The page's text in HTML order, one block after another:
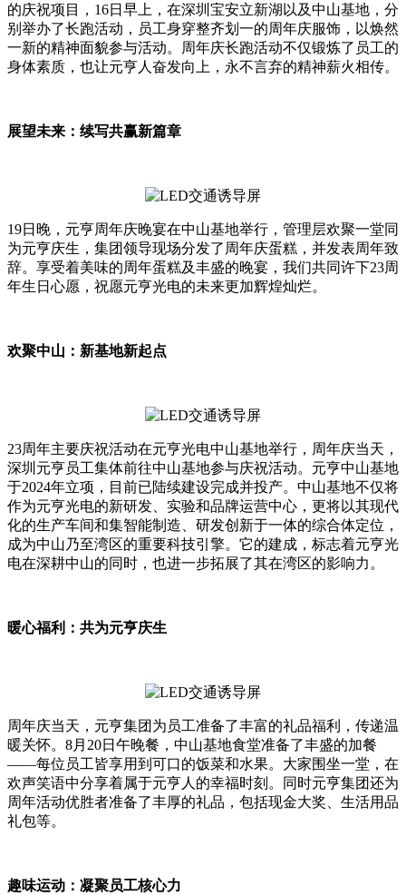
的庆祝项目，16日早上，在深圳宝安立新湖以及中山基地，分
别举办了长跑活动，员工身穿整齐划一的周年庆服饰，以焕然
一新的精神面貌参与活动。周年庆长跑活动不仅锻炼了员工的
身体素质，也让元亨人奋发向上，永不言弃的精神薪火相传。
展望未来：续写共赢新篇章
19日晚，元亨周年庆晚宴在中山基地举行，管理层欢聚一堂同
为元亨庆生，集团领导现场分发了周年庆蛋糕，并发表周年致
辞。享受着美味的周年蛋糕及丰盛的晚宴，我们共同许下23周
年生日心愿，祝愿元亨光电的未来更加辉煌灿烂。
欢聚中山：新基地新起点
23周年主要庆祝活动在元亨光电中山基地举行，周年庆当天，
深圳元亨员工集体前往中山基地参与庆祝活动。元亨中山基地
于2024年立项，目前已陆续建设完成并投产。中山基地不仅将
作为元亨光电的新研发、实验和品牌运营中心，更将以其现代
化的生产车间和集智能制造、研发创新于一体的综合体定位，
成为中山乃至湾区的重要科技引擎。它的建成，标志着元亨光
电在深耕中山的同时，也进一步拓展了其在湾区的影响力。
暖心福利：共为元亨庆生
周年庆当天，元亨集团为员工准备了丰富的礼品福利，传递温
暖关怀。8月20日午晚餐，中山基地食堂准备了丰盛的加餐
——每位员工皆享用到可口的饭菜和水果。大家围坐一堂，在
欢声笑语中分享着属于元亨人的幸福时刻。同时元亨集团还为
周年活动优胜者准备了丰厚的礼品，包括现金大奖、生活用品
礼包等。
趣味运动：凝聚员工核心力